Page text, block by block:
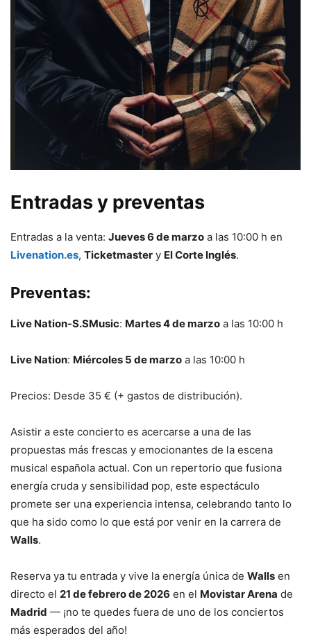
Entradas y preventas
Entradas a la venta: Jueves 6 de marzo a las 10:00 h en
Livenation.es, Ticketmaster y El Corte Inglés.
Preventas:
Live Nation-S.SMusic: Martes 4 de marzo a las 10:00 h
Live Nation: Miércoles 5 de marzo a las 10:00 h
Precios: Desde 35 € (+ gastos de distribución).
Asistir a este concierto es acercarse a una de las
propuestas más frescas y emocionantes de la escena
musical española actual. Con un repertorio que fusiona
energía cruda y sensibilidad pop, este espectáculo
promete ser una experiencia intensa, celebrando tanto lo
que ha sido como lo que está por venir en la carrera de
Walls.
Reserva ya tu entrada y vive la energía única de Walls en
directo el 21 de febrero de 2026 en el Movistar Arena de
Madrid — ¡no te quedes fuera de uno de los conciertos
más esperados del año!